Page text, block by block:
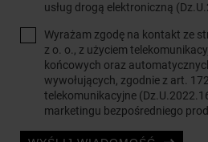
usług drogą elektroniczną
Wyrażam zgodę na kontakt ze
z o. o., z użyciem
końcowych oraz
wywołujących, zgodnie z art.
telekomunikacyjne
marketingu bezpośredniego